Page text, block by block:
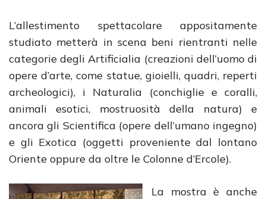
L’allestimento spettacolare appositamente
studiato metterà in scena beni rientranti nelle
categorie degli Artificialia (creazioni dell’uomo di
opere d’arte, come statue, gioielli, quadri, reperti
archeologici), i Naturalia (conchiglie e coralli,
animali esotici, mostruosità della natura) e
ancora gli Scientifica (opere dell’umano ingegno)
e gli Exotica (oggetti proveniente dal lontano
Oriente oppure da oltre le Colonne d’Ercole).
La mostra è anche